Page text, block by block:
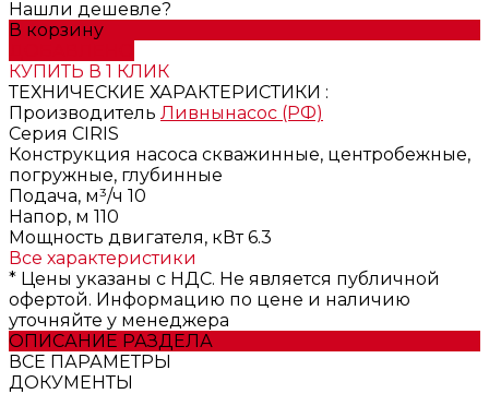
Нашли дешевле?
В корзину
КУПИТЬ В 1 КЛИК
ТЕХНИЧЕСКИЕ ХАРАКТЕРИСТИКИ :
Производитель Ливнынасос (РФ)
Серия CIRIS
Конструкция насоса скважинные, центробежные,
погружные, глубинные
Подача, м³/ч 10
Напор, м 110
Мощность двигателя, кВт 6.3
Все характеристики
* Цены указаны с НДС. Не является публичной
офертой. Информацию по цене и наличию
уточняйте у менеджера
ОПИСАНИЕ РАЗДЕЛА
ВСЕ ПАРАМЕТРЫ
ДОКУМЕНТЫ